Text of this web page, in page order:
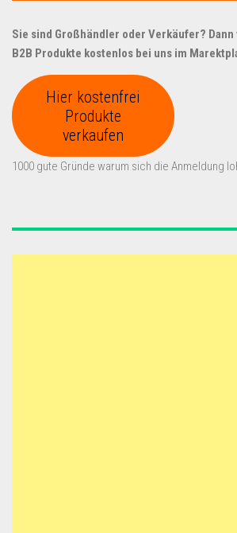
Sie sind Großhändler oder Verkäufer?
B2B Produkte kostenlos bei uns im
Hier kostenfrei
Produkte
verkaufen
1000 gute Gründe warum sich die Anmeldung